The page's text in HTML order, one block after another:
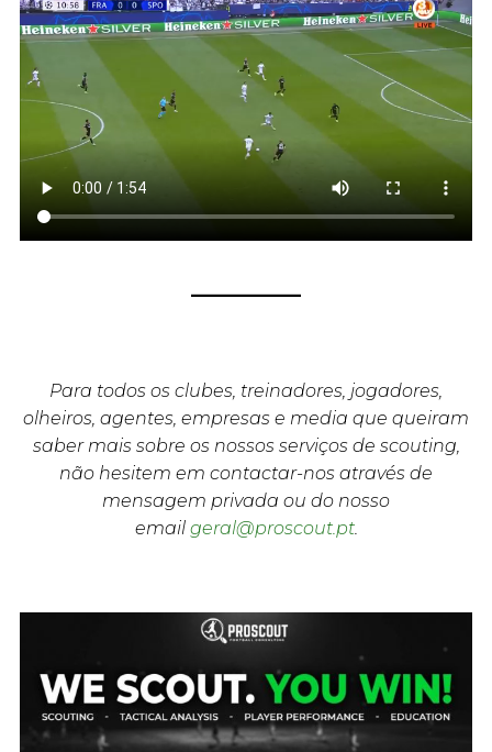
Para todos os clubes, treinadores, jogadores,
olheiros, agentes, empresas e media que queiram
saber mais sobre os nossos serviços de scouting,
não hesitem em contactar-nos através de
mensagem privada ou do nosso
email geral@proscout.pt.